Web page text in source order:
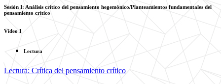
Sesión I: Análisis crítico del pensamiento hegemónico/Planteamientos fundamentales del
pensamiento crítico
Video I
Lectura
Lectura: Crítica del pensamiento crítico